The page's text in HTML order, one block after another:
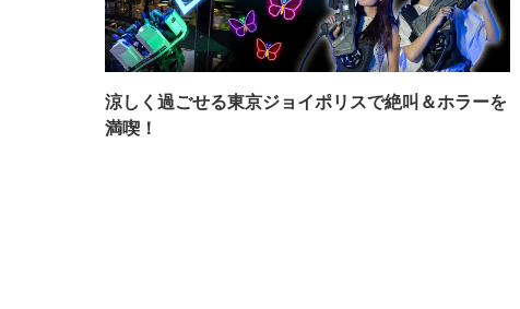
涼しく過ごせる東京ジョイポリスで絶叫＆ホラーを
満喫！